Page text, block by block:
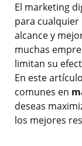
El marketing
para
alcance y
muchas
limitan su
En este
comunes en
deseas
los mejores